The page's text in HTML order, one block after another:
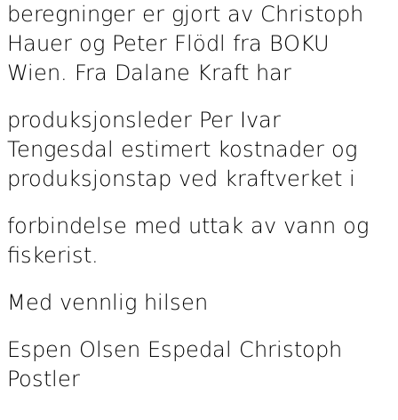
beregninger er gjort av Christoph
Hauer og Peter Flödl fra BOKU
Wien. Fra Dalane Kraft har
produksjonsleder Per Ivar
Tengesdal estimert kostnader og
produksjonstap ved kraftverket i
forbindelse med uttak av vann og
fiskerist.
Med vennlig hilsen
Espen Olsen Espedal Christoph
Postler